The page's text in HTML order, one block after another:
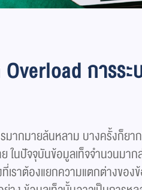
การระ
มากมายล้นหลาม บางครั้งก็ยา
ในปัจจุบันข้อมูลเท็จจำนวนมาก
เราต้องแยกความแตกต่างของ